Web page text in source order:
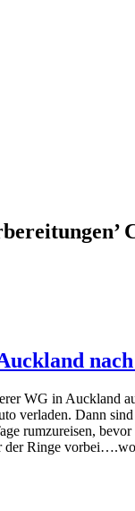
WG in Auckland
verladen. Dann
rumzureisen,
Ringe